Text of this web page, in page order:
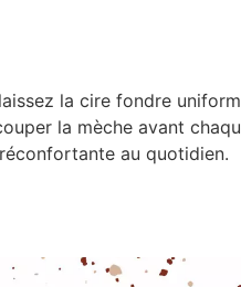
la cire fondre
la mèche avant
au quotidien.